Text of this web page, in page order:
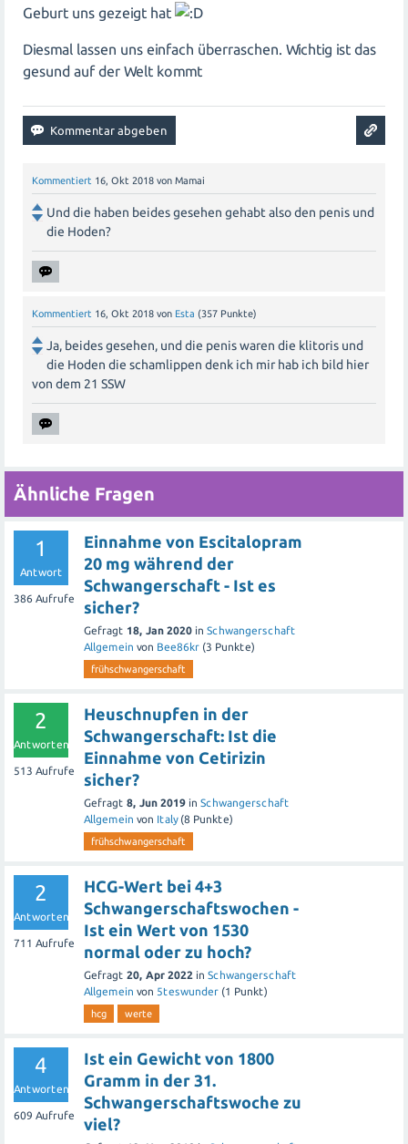
Geburt uns gezeigt hat
Diesmal lassen uns einfach überraschen. Wichtig ist das
gesund auf der Welt kommt
Kommentiert 16, Okt 2018 von Mamai
Und die haben beides gesehen gehabt also den penis und
die Hoden?
Kommentiert 16, Okt 2018 von Esta (357 Punkte)
Ja, beides gesehen, und die penis waren die klitoris und
die Hoden die schamlippen denk ich mir hab ich bild hier
von dem 21 SSW
Ähnliche Fragen
1
Antwort
386 Aufrufe
Einnahme von Escitalopram
20 mg während der
Schwangerschaft - Ist es
sicher?
Gefragt 18, Jan 2020 in Schwangerschaft
Allgemein von Bee86kr (3 Punkte)
frühschwangerschaft
2
Antworten
513 Aufrufe
Heuschnupfen in der
Schwangerschaft: Ist die
Einnahme von Cetirizin
sicher?
Gefragt 8, Jun 2019 in Schwangerschaft
Allgemein von Italy (8 Punkte)
frühschwangerschaft
2
Antworten
711 Aufrufe
HCG-Wert bei 4+3
Schwangerschaftswochen -
Ist ein Wert von 1530
normal oder zu hoch?
Gefragt 20, Apr 2022 in Schwangerschaft
Allgemein von 5teswunder (1 Punkt)
hcg werte
4
Antworten
609 Aufrufe
Ist ein Gewicht von 1800
Gramm in der 31.
Schwangerschaftswoche zu
viel?